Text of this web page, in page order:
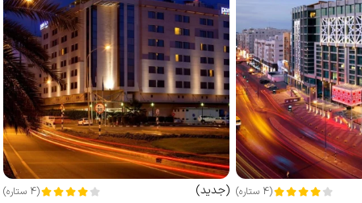
(
4 ستاره)
(جدید)
(
4 ستاره)